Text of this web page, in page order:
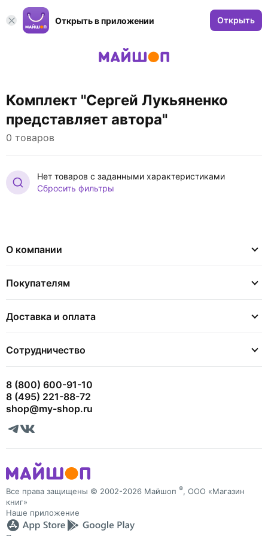
Открыть в приложении Открыть
Комплект "Сергей Лукьяненко
представляет автора"
0 товаров
Нет товаров с заданными характеристиками
Сбросить фильтры
О компании
Покупателям
Доставка и оплата
Сотрудничество
8 (800) 600-91-10
8 (495) 221-88-72
shop@my-shop.ru
Все права защищены © 2002-2026 Майшоп ®, ООО «Магазин
книг»
Наше приложение